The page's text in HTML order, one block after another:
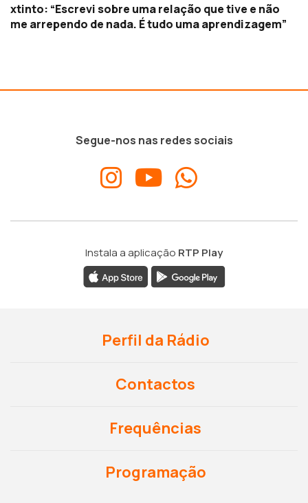
xtinto: “Escrevi sobre uma relação que tive e não
me arrependo de nada. É tudo uma aprendizagem”
Segue-nos nas redes sociais
Instala a aplicação RTP Play
Perfil da Rádio
Contactos
Frequências
Programação